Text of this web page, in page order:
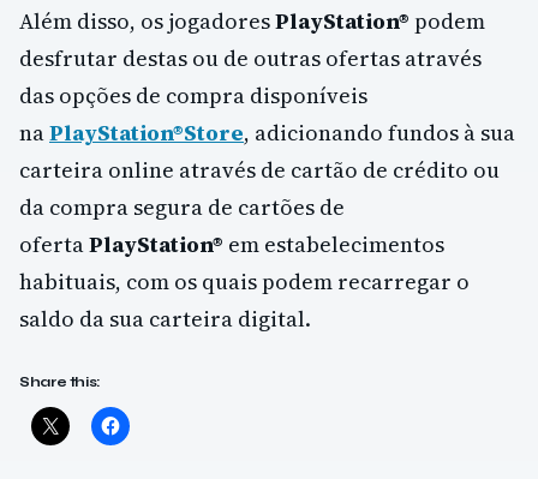
Além disso, os jogadoresPlayStation® podem
desfrutar destas ou de outras ofertas através
das opções de compra disponíveis
naPlayStation®Store, adicionando fundos à sua
carteira online através de cartão de crédito ou
da compra segura de cartões de
ofertaPlayStation® em estabelecimentos
habituais, com os quais podem recarregar o
saldo da sua carteira digital.
Share this: